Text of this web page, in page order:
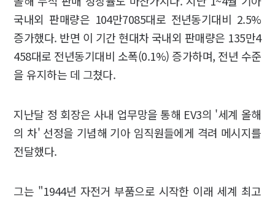
국내외 판매량은 104만7085대로 전년동기대비 2.5%
증가했다. 반면 이 기간 현대차 국내외 판매량은 135만4
458대로 전년동기대비 소폭(0.1%) 증가하며, 전년 수준
을 유지하는 데 그쳤다.
지난달 정 회장은 사내 업무망을 통해 EV3의 '세계 올해
의 차' 선정을 기념해 기아 임직원들에게 격려 메시지를
전달했다.
그는 "1944년 자전거 부품으로 시작한 이래 세계 최고